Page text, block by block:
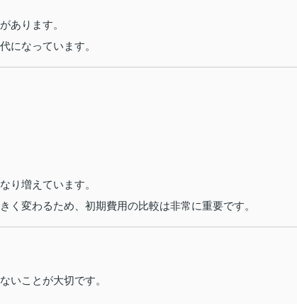
あります。
になっています。
り増えています。
く変わるため、初期費用の比較は非常に重要です。
いことが大切です。